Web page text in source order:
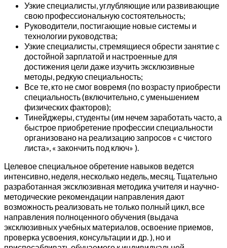
Узкие специалисты, углубляющие или развивающие
свою профессиональную состоятельность;
Руководители, постигающие новые системы и
технологии руководства;
Узкие специалисты, стремящиеся обрести занятие с
достойной зарплатой и настроенные для
достижения цели даже изучить эксклюзивные
методы, редкую специальность;
Все те, кто не смог вовремя (по возрасту приобрести
специальность (включительно, с уменьшением
физических факторов);
Тинейджеры, студенты (им нечем заработать часто, а
быстрое приобретение профессии специальности
организовано на реализацию запросов « с чистого
листа», « закончить под ключ» ).
Целевое специальное обретение навыков ведется
интенсивно, неделя, несколько недель, месяц. Тщательно
разработанная эксклюзивная методика учителя и научно-
методические рекомендации направления дают
возможность реализовать не только полный цикл, все
направления полноценного обучения (выдача
эксклюзивных учебных материалов, освоение приемов,
проверка усвоения, консультации и др. ), но и